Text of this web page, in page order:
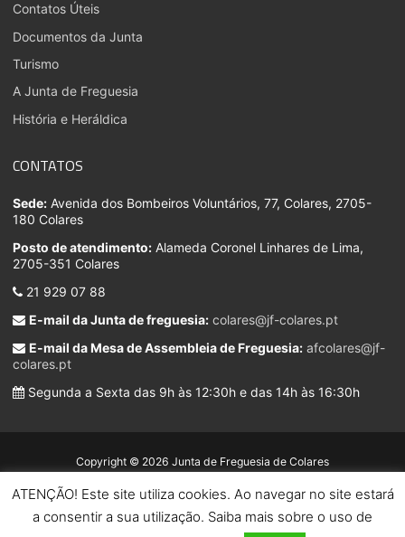
Contatos Úteis
Documentos da Junta
Turismo
A Junta de Freguesia
História e Heráldica
CONTATOS
Sede: Avenida dos Bombeiros Voluntários, 77, Colares, 2705-
180 Colares
Posto de atendimento: Alameda Coronel Linhares de Lima,
2705-351 Colares
21 929 07 88
E-mail da Junta de freguesia: colares@jf-colares.pt
E-mail da Mesa de Assembleia de Freguesia: afcolares@jf-
colares.pt
Segunda a Sexta das 9h às 12:30h e das 14h às 16:30h
Copyright © 2026 Junta de Freguesia de Colares
ATENÇÃO! Este site utiliza cookies. Ao navegar no site estará
a consentir a sua utilização. Saiba mais sobre o uso de